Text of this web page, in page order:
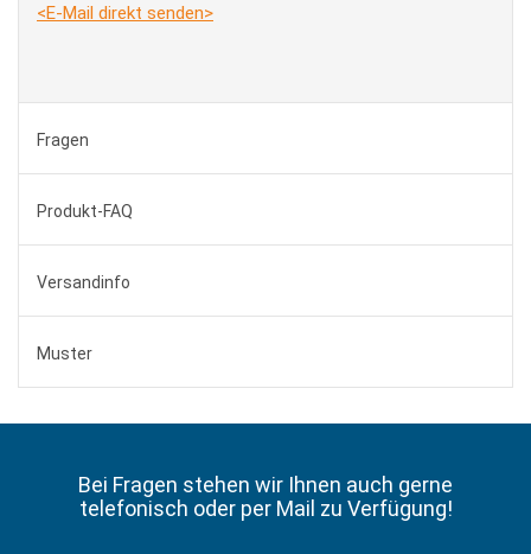
<E-Mail direkt senden>
Fragen
Produkt-FAQ
Versandinfo
Muster
Bei Fragen stehen wir Ihnen auch gerne
telefonisch oder per Mail zu Verfügung!